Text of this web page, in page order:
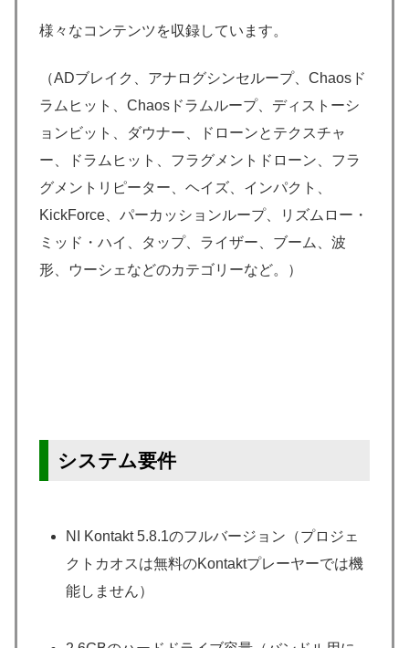
様々なコンテンツを収録しています。
（ADブレイク、アナログシンセループ、Chaosド
ラムヒット、Chaosドラムループ、ディストーシ
ョンビット、ダウナー、ドローンとテクスチャ
ー、ドラムヒット、フラグメントドローン、フラ
グメントリピーター、ヘイズ、インパクト、
KickForce、パーカッションループ、リズムロー・
ミッド・ハイ、タップ、ライザー、ブーム、波
形、ウーシェなどのカテゴリーなど。）
システム要件
NI Kontakt 5.8.1のフルバージョン（プロジェ
クトカオスは無料のKontaktプレーヤーでは機
能しません）